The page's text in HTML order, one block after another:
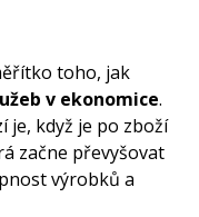
toho, jak
v ekonomice.
je, když je po zboží
začne převyšovat
výrobků a